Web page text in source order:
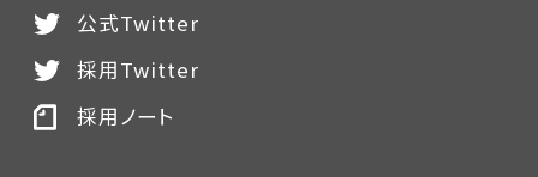
公式Twitter
採用Twitter
採用ノート